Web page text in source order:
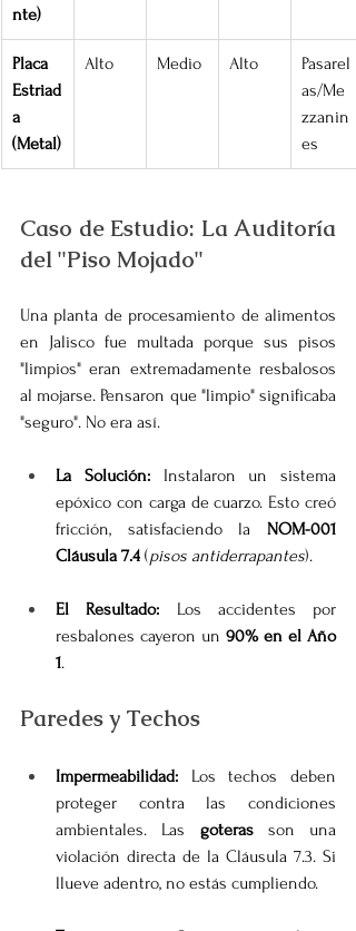
nte)
Placa
Estriad
a
(Metal)
Alto Medio Alto
Pasarel
as/Me
zzanin
es
Caso de Estudio: La Auditoría
del "Piso Mojado"
Una planta de procesamiento de alimentos
en Jalisco fue multada porque sus pisos
"limpios" eran extremadamente resbalosos
al mojarse. Pensaron que "limpio" significaba
"seguro". No era así.
La Solución: Instalaron un sistema
epóxico con carga de cuarzo. Esto creó
fricción, satisfaciendo la NOM-001
Cláusula 7.4 (pisos antiderrapantes).
El Resultado: Los accidentes por
resbalones cayeron un 90% en el Año
1.
Paredes y Techos
Impermeabilidad: Los techos deben
proteger contra las condiciones
ambientales. Las goteras son una
violación directa de la Cláusula 7.3. Si
llueve adentro, no estás cumpliendo.